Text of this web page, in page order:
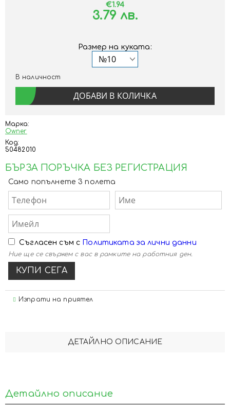
Марка:
Owner
Код:
50482010
БЪРЗА ПОРЪЧКА БЕЗ РЕГИСТРАЦИЯ
Само попълнете 3 полета
Съгласен съм с Политиката за лични данни
Ние ще се свържем с вас в рамките на работния ден.
Изпрати на приятел
€1.94
3.79 лв.
Размер на куката:
В наличност
ДЕТАЙЛНО ОПИСАНИЕ
Детайлно описание